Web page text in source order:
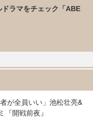
ラマをチェック「ABE
が全員いい」池松壮亮&
『開戦前夜』